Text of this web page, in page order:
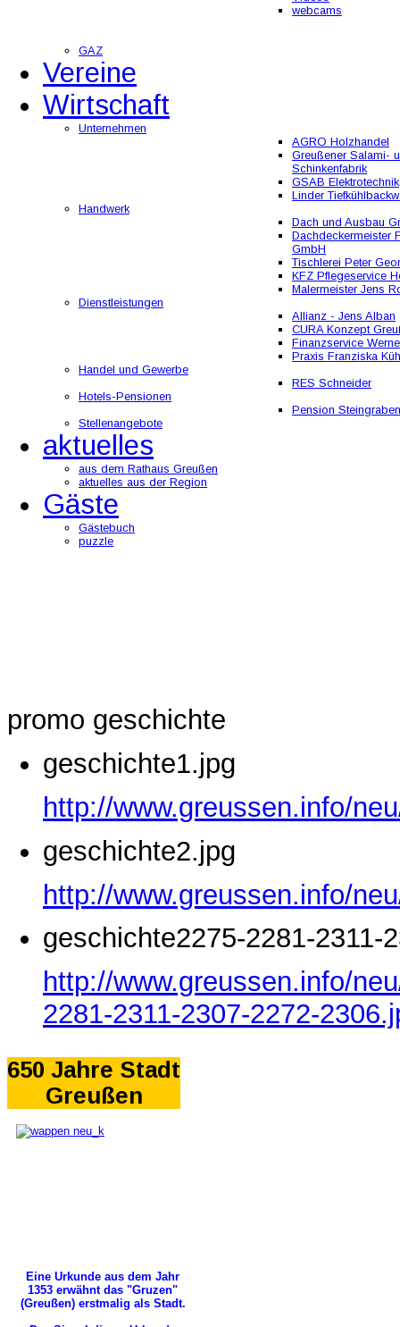
webcams
GAZ
Vereine
Wirtschaft
Unternehmen
AGRO Holzhandel
Greußener Salami-
Schinkenfabrik
GSAB Elektrotechnik
Linder
Handwerk
Dach und Ausbau
Dachdeckermeister
GmbH
Tischlerei Peter
KFZ Pflegeservice
Malermeister Jens
Dienstleistungen
Allianz - Jens Alban
CURA Konzept
Finanzservice
Praxis Franziska
Handel und Gewerbe
RES Schneider
Hotels-Pensionen
Pension Steingraben
Stellenangebote
aktuelles
aus dem Rathaus Greußen
aktuelles aus der Region
Gäste
Gästebuch
puzzle
promo geschichte
geschichte1.jpg
http://www.greussen.info/
geschichte2.jpg
http://www.greussen.info/
geschichte2275-2281-2311-
http://www.greussen.info/
2281-2311-2307-2272-
650 Jahre Stadt
Greußen
Eine Urkunde aus dem Jahr
1353 erwähnt das "Gruzen"
(Greußen) erstmalig als Stadt.